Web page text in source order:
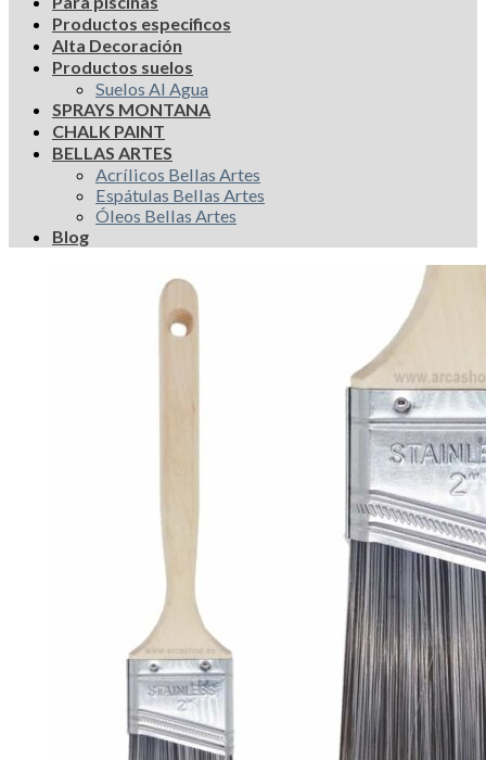
Productos especificos
Alta Decoración
Productos suelos
Suelos Al Agua
SPRAYS MONTANA
CHALK PAINT
BELLAS ARTES
Acrílicos Bellas Artes
Espátulas Bellas Artes
Óleos Bellas Artes
Blog